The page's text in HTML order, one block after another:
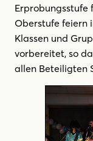
Oberstufe feiern
Klassen und
vorbereitet, so
allen Beteiligten